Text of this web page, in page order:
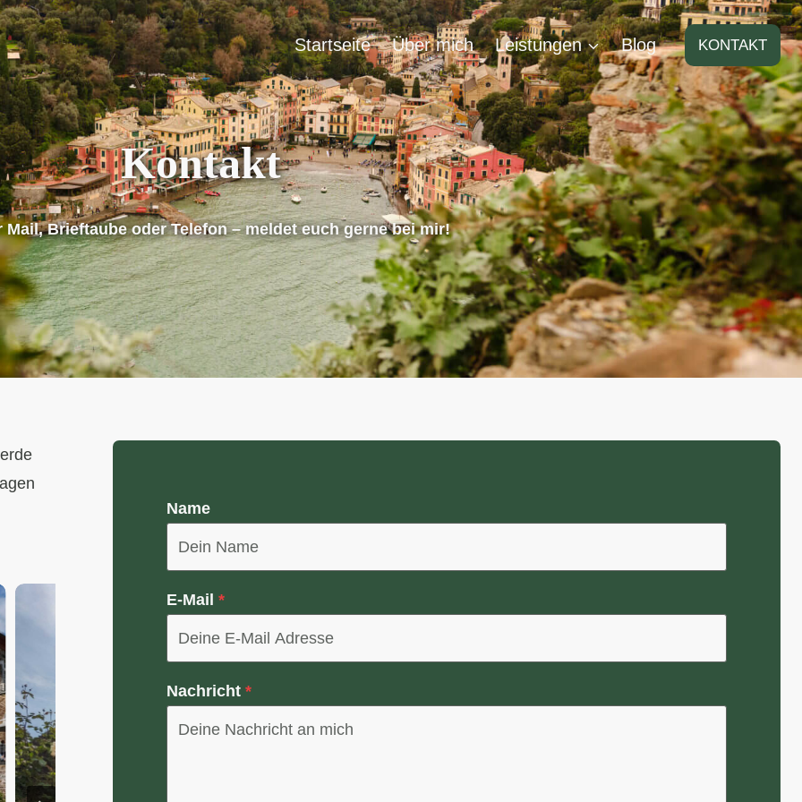
Startseite Über mich Leistungen Blog KONTAKT
Kontakt
Mail, Brieftaube oder Telefon – meldet euch gerne bei mir!
Name
E-Mail *
Nachricht *